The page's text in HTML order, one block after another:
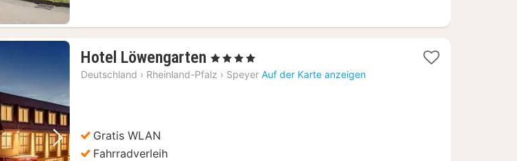
Nächstes Bild
Hotel Löwengarten 1
Nacht
, 4 Sterne
Deutschland › Rheinland-Pfalz › Speyer Auf der Karte anzeigen
Gratis WLAN
Fahrradverleih